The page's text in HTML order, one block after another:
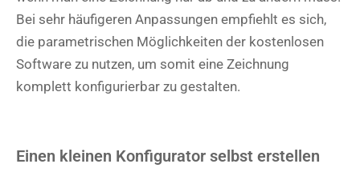
Bei sehr häufigeren Anpassungen empfiehlt es sich,
die parametrischen Möglichkeiten der kostenlosen
Software zu nutzen, um somit eine Zeichnung
komplett konfigurierbar zu gestalten.
Einen kleinen Konfigurator selbst erstellen